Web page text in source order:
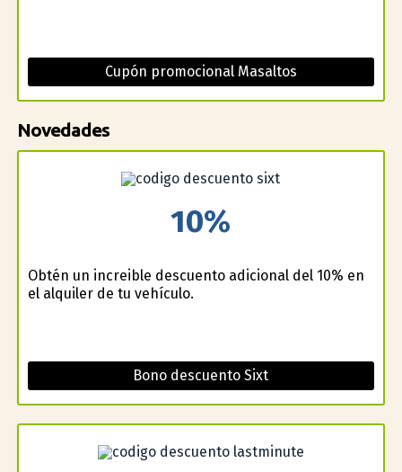
Cupón promocional Masaltos
Novedades
10%
Obtén un increible descuento adicional del 10% en
el alquiler de tu vehículo.
Bono descuento Sixt